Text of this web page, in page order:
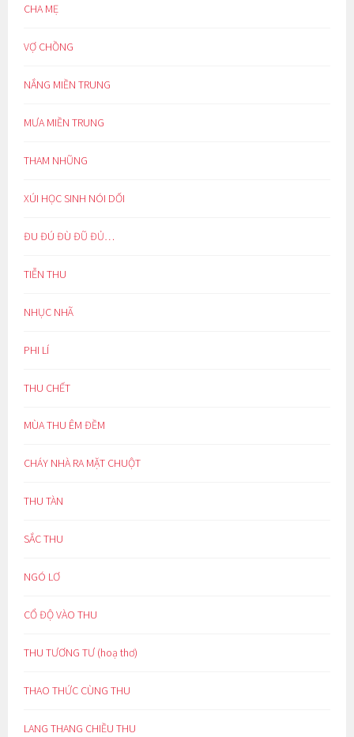
CHA MẸ
VỢ CHỒNG
NẮNG MIỀN TRUNG
MƯA MIỀN TRUNG
THAM NHŨNG
XÚI HỌC SINH NÓI DỐI
ĐU ĐÚ ĐÙ ĐŨ ĐỦ…
TIỄN THU
NHỤC NHÃ
PHI LÍ
THU CHẾT
MÙA THU ÊM ĐỀM
CHÁY NHÀ RA MẶT CHUỘT
THU TÀN
SẮC THU
NGÓ LƠ
CỔ ĐỘ VÀO THU
THU TƯƠNG TƯ (hoạ thơ)
THAO THỨC CÙNG THU
LANG THANG CHIỀU THU